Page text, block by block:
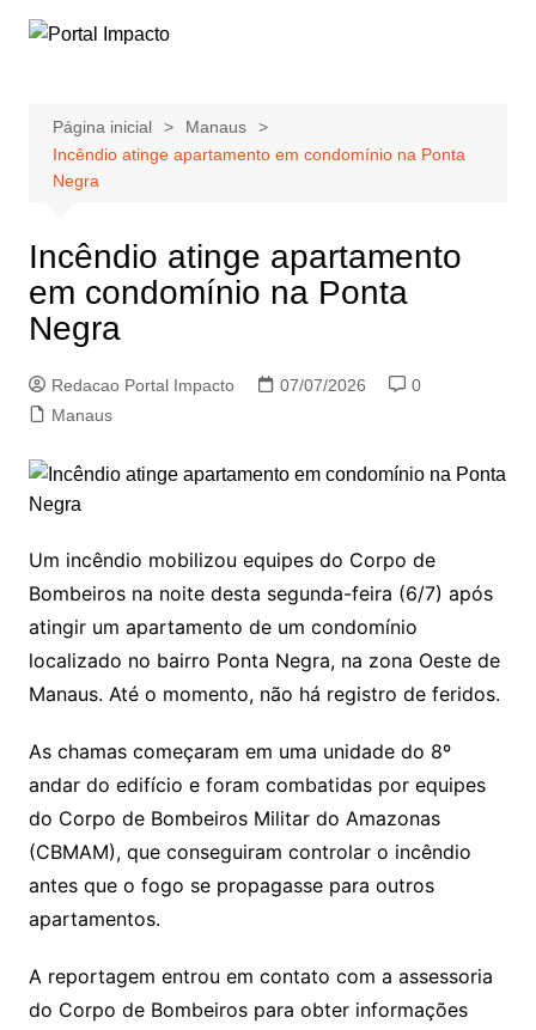
para
Página inicial
Manaus
Incêndio atinge apartamento em condomínio na Ponta
Negra
Incêndio atinge apartamento
em condomínio na Ponta
Negra
Redacao Portal Impacto 07/07/2026
0
Manaus
Um incêndio mobilizou equipes do Corpo de
Bombeiros na noite desta segunda-feira (6/7) após
atingir um apartamento de um condomínio
localizado no bairro Ponta Negra, na zona Oeste de
Manaus. Até o momento, não há registro de feridos.
As chamas começaram em uma unidade do 8º
andar do edifício e foram combatidas por equipes
do Corpo de Bombeiros Militar do Amazonas
(CBMAM), que conseguiram controlar o incêndio
antes que o fogo se propagasse para outros
apartamentos.
A reportagem entrou em contato com a assessoria
do Corpo de Bombeiros para obter informações